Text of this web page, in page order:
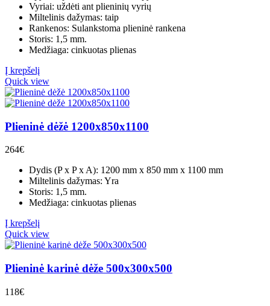
Vyriai: uždėti ant plieninių vyrių
Miltelinis dažymas: taip
Rankenos: Sulankstoma plieninė rankena
Storis: 1,5 mm.
Medžiaga: cinkuotas plienas
Į krepšelį
Quick view
Plieninė dėžė 1200x850x1100
264€
Dydis (P x P x A): 1200 mm x 850 mm x 1100 mm
Miltelinis dažymas: Yra
Storis: 1,5 mm.
Medžiaga: cinkuotas plienas
Į krepšelį
Quick view
Plieninė karinė dėže 500х300х500
118€